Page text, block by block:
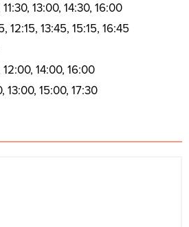
13:00, 14:30, 16:00
13:45, 15:15, 16:45
14:00, 16:00
13:00, 15:00, 17:30